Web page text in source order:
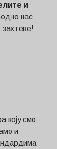
и
нас
коју смо
и